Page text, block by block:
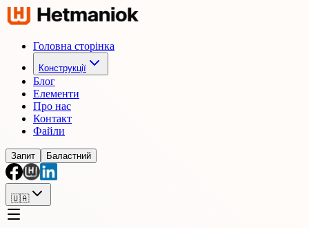
Головна сторінка
Конструкції
Блог
Елементи
Про нас
Контакт
Файли
Запит Баластний
🇺🇦